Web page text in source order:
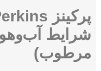
شرایط
مرطوب)